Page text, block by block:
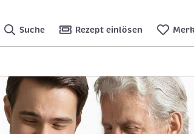
Suche Rezept einlösen